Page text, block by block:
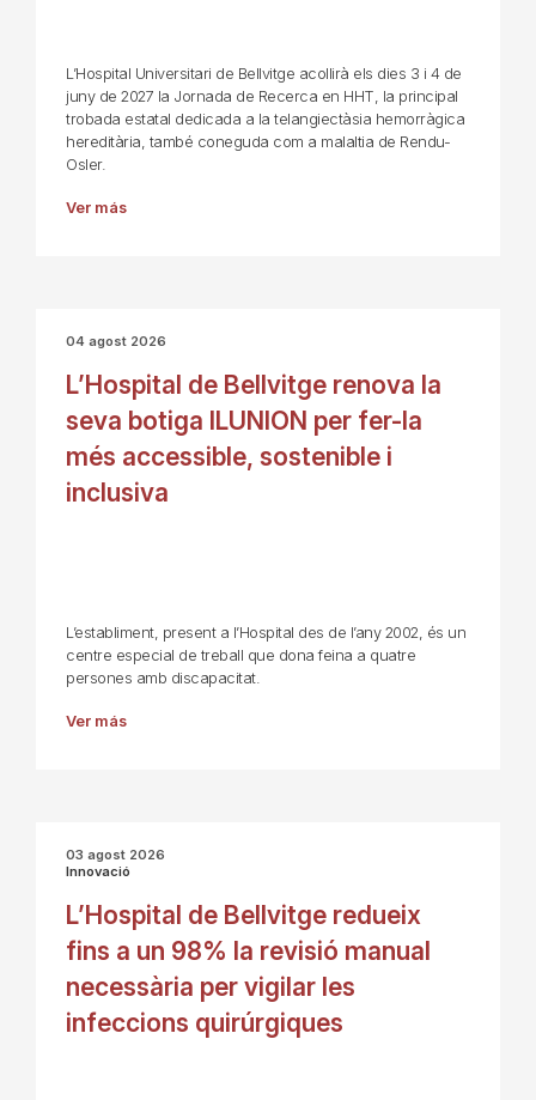
L’Hospital Universitari de Bellvitge acollirà els dies 3 i 4 de
juny de 2027 la Jornada de Recerca en HHT, la principal
trobada estatal dedicada a la telangiectàsia hemorràgica
hereditària, també coneguda com a malaltia de Rendu-
Osler.
Ver más
04 agost 2026
L’Hospital de Bellvitge renova la
seva botiga ILUNION per fer-la
més accessible, sostenible i
inclusiva
L’establiment, present a l’Hospital des de l’any 2002, és un
centre especial de treball que dona feina a quatre
persones amb discapacitat.
Ver más
03 agost 2026
Innovació
L’Hospital de Bellvitge redueix
fins a un 98% la revisió manual
necessària per vigilar les
infeccions quirúrgiques